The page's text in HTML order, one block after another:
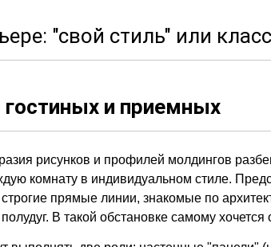
"свой стиль" или
гостиных и приемных
рисунков и профилей молдингов
комнату в индивидуальном стиле.
строгие прямые линии, знакомые по
В такой обстановке самому хочется